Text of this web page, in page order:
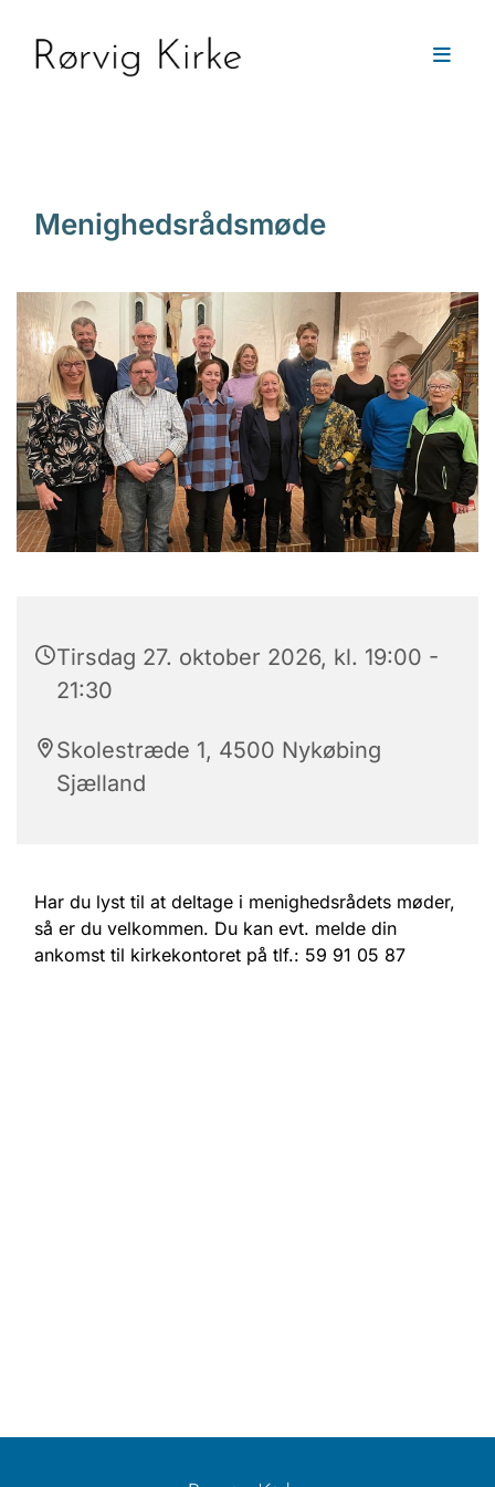
Menighedsrådsmøde
Tirsdag 27. oktober 2026, kl. 19:00 -
21:30
Skolestræde 1, 4500 Nykøbing
Sjælland
Har du lyst til at deltage i menighedsrådets møder,
så er du velkommen. Du kan evt. melde din
ankomst til kirkekontoret på tlf.: 59 91 05 87